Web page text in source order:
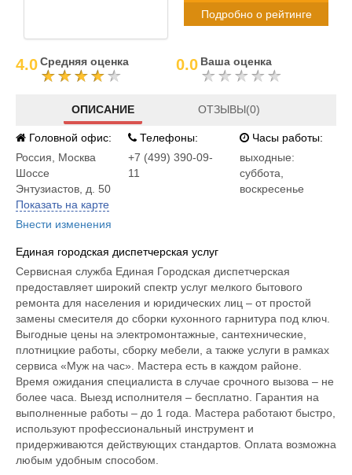
Подробно о рейтинге
4.0Средняя оценка 0.0 Ваша оценка
ОПИСАНИЕ ОТЗЫВЫ(0)
Головной офис:
Россия
Москва
Шоссе
Энтузиастов, д. 50
Показать на карте
Внести изменения
Телефоны:
+7 (499) 390-09-
11
Часы работы:
выходные:
суббота,
воскресенье
Единая городская диспетчерская услуг
Сервисная служба Единая Городская диспетчерская
предоставляет широкий спектр услуг мелкого бытового
ремонта для населения и юридических лиц – от простой
замены смесителя до сборки кухонного гарнитура под ключ.
Выгодные цены на электромонтажные, сантехнические,
плотницкие работы, сборку мебели, а также услуги в рамках
сервиса «Муж на час». Мастера есть в каждом районе.
Время ожидания специалиста в случае срочного вызова – не
более часа. Выезд исполнителя – бесплатно. Гарантия на
выполненные работы – до 1 года. Мастера работают быстро,
используют профессиональный инструмент и
придерживаются действующих стандартов. Оплата возможна
любым удобным способом.